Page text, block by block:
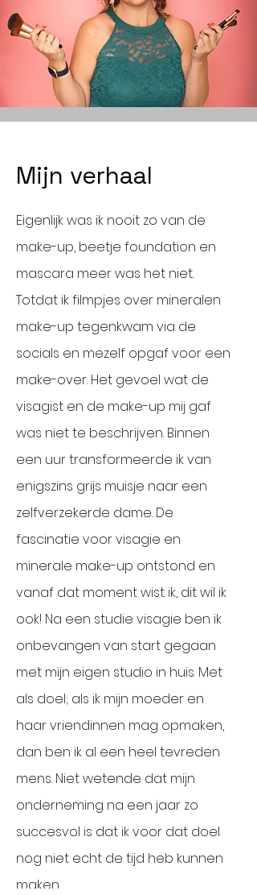
Mijn verhaal
Eigenlijk was ik nooit zo van de
make-up, beetje foundation en
mascara meer was het niet.
Totdat ik filmpjes over mineralen
make-up tegenkwam via de
socials en mezelf opgaf voor een
make-over. Het gevoel wat de
visagist en de make-up mij gaf
was niet te beschrijven. Binnen
een uur transformeerde ik van
enigszins grijs muisje naar een
zelfverzekerde dame. De
fascinatie voor visagie en
minerale make-up ontstond en
vanaf dat moment wist ik, dit wil ik
ook! Na een studie visagie ben ik
onbevangen van start gegaan
met mijn eigen studio in huis. Met
als doel; als ik mijn moeder en
haar vriendinnen mag opmaken,
dan ben ik al een heel tevreden
mens. Niet wetende dat mijn
onderneming na een jaar zo
succesvol is dat ik voor dat doel
nog niet echt de tijd heb kunnen
maken.